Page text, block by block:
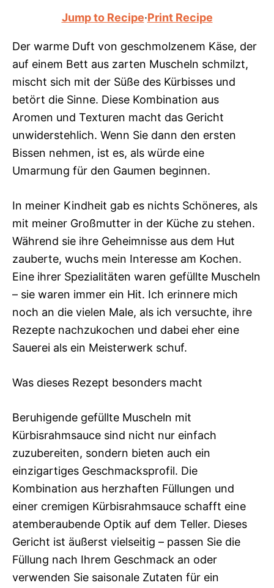
Jump to Recipe·Print Recipe
Der warme Duft von geschmolzenem Käse, der
auf einem Bett aus zarten Muscheln schmilzt,
mischt sich mit der Süße des Kürbisses und
betört die Sinne. Diese Kombination aus
Aromen und Texturen macht das Gericht
unwiderstehlich. Wenn Sie dann den ersten
Bissen nehmen, ist es, als würde eine
Umarmung für den Gaumen beginnen.
In meiner Kindheit gab es nichts Schöneres, als
mit meiner Großmutter in der Küche zu stehen.
Während sie ihre Geheimnisse aus dem Hut
zauberte, wuchs mein Interesse am Kochen.
Eine ihrer Spezialitäten waren gefüllte Muscheln
– sie waren immer ein Hit. Ich erinnere mich
noch an die vielen Male, als ich versuchte, ihre
Rezepte nachzukochen und dabei eher eine
Sauerei als ein Meisterwerk schuf.
Was dieses Rezept besonders macht
Beruhigende gefüllte Muscheln mit
Kürbisrahmsauce sind nicht nur einfach
zuzubereiten, sondern bieten auch ein
einzigartiges Geschmacksprofil. Die
Kombination aus herzhaften Füllungen und
einer cremigen Kürbisrahmsauce schafft eine
atemberaubende Optik auf dem Teller. Dieses
Gericht ist äußerst vielseitig – passen Sie die
Füllung nach Ihrem Geschmack an oder
verwenden Sie saisonale Zutaten für ein